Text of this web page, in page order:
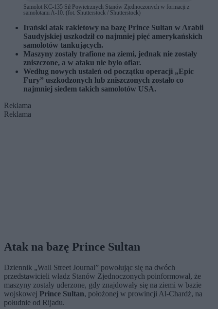
Samolot KC-135 Sił Powietrznych Stanów Zjednoczonych w formacji z
samolotami A-10. (fot. Shutterstock / Shutterstock)
Irański atak rakietowy na bazę Prince Sultan w Arabii
Saudyjskiej uszkodził co najmniej pięć amerykańskich
samolotów tankujących.
Maszyny zostały trafione na ziemi, jednak nie zostały
zniszczone, a w ataku nie było ofiar.
Według nowych ustaleń od początku operacji „Epic
Fury” uszkodzonych lub zniszczonych zostało co
najmniej siedem takich samolotów USA.
Reklama
Reklama
Atak na bazę Prince Sultan
Dziennik „Wall Street Journal” powołując się na dwóch
przedstawicieli władz Stanów Zjednoczonych poinformował, że
maszyny zostały uderzone, gdy znajdowały się na ziemi w bazie
wojskowej Prince Sultan, położonej w prowincji Al-Chardż, na
południe od Rijadu.